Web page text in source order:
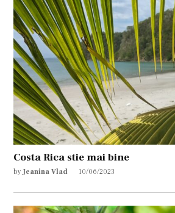
Costa Rica stie mai bine
by Jeanina Vlad 10/06/2023